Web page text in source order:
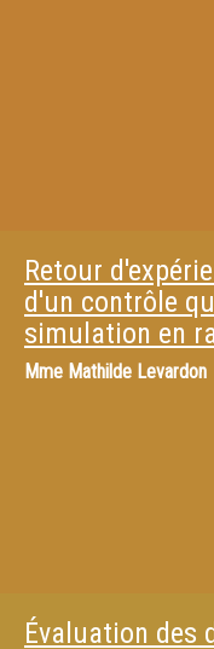
Retour
d'un contrôle
simulation en
Mme Mathilde Levardon
Évaluation des